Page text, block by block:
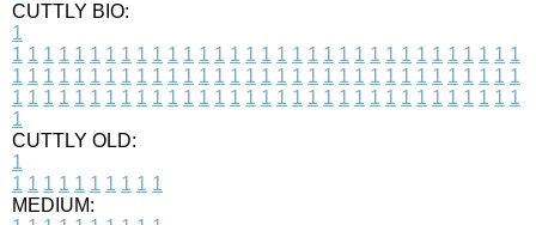
CUTTLY BIO:
1
1 1 1 1 1 1 1 1 1 1 1 1 1 1 1 1 1 1 1 1 1 1 1 1 1 1 1 1 1 1 1 1 1
1 1 1 1 1 1 1 1 1 1 1 1 1 1 1 1 1 1 1 1 1 1 1 1 1 1 1 1 1 1 1 1 1
1 1 1 1 1 1 1 1 1 1 1 1 1 1 1 1 1 1 1 1 1 1 1 1 1 1 1 1 1 1 1 1 1
1
CUTTLY OLD:
1
1 1 1 1 1 1 1 1 1 1
MEDIUM: